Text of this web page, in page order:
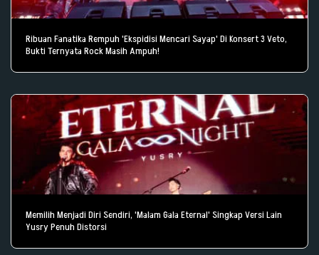
Ribuan Fanatika Rempuh 'Ekspidisi Mencari Sayap' Di Konsert 3 Veto,
Bukti Ternyata Rock Masih Ampuh!
Memilih Menjadi Diri Sendiri, 'Malam Gala Eternal' Singkap Versi Lain
Yusry Penuh Distorsi